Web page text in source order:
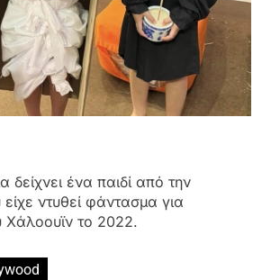
ένα παιδί από την
ντυθεί φάντασμα για
Χάλοουϊν το 2022.